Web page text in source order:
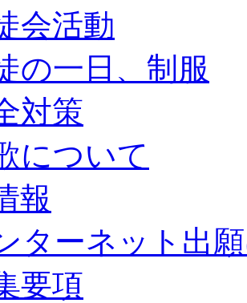
会活動
の一日、制服
対策
について
報
ターネット出
要項